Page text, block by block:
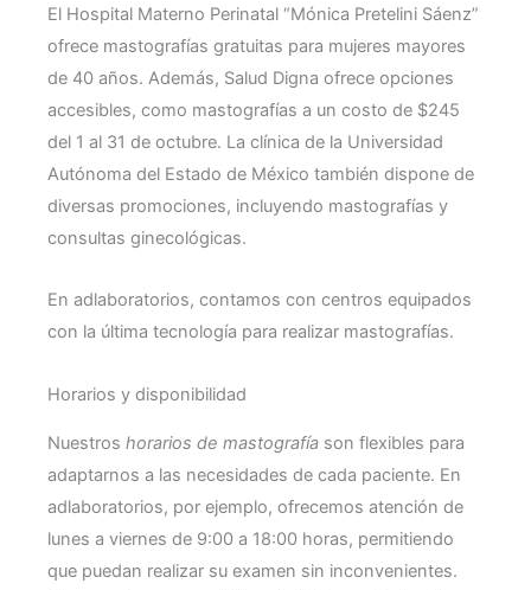
El Hospital Materno Perinatal “Mónica Pretelini Sáenz”
ofrece mastografías gratuitas para mujeres mayores
de 40 años. Además, Salud Digna ofrece opciones
accesibles, como mastografías a un costo de $245
del 1 al 31 de octubre. La clínica de la Universidad
Autónoma del Estado de México también dispone de
diversas promociones, incluyendo mastografías y
consultas ginecológicas.
En adlaboratorios, contamos con centros equipados
con la última tecnología para realizar mastografías.
Horarios y disponibilidad
Nuestros horarios de mastografía son flexibles para
adaptarnos a las necesidades de cada paciente. En
adlaboratorios, por ejemplo, ofrecemos atención de
lunes a viernes de 9:00 a 18:00 horas, permitiendo
que puedan realizar su examen sin inconvenientes.